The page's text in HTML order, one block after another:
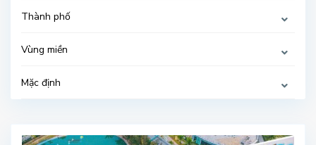
Thành phố
Vùng miền
Mặc định